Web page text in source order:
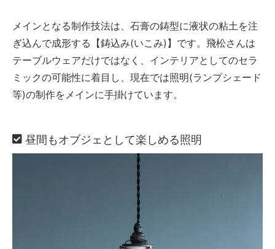
メインとなる制作技法は、石膏の鋳型に液状の粘土を注
ぎ込んで成形する【鋳込み(いこみ)】です。飛松さんは
テーブルウェアだけではなく、インテリアとしてのセラ
ミックの可能性に着目し、現在では照明(ランプシェード
等)の制作をメインに手掛けています。
昼間もオブジェとして楽しめる照明